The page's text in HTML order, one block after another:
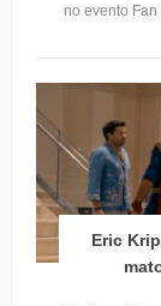
no evento
Eric